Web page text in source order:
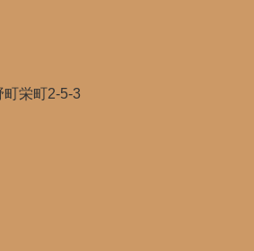
町栄町2-5-3